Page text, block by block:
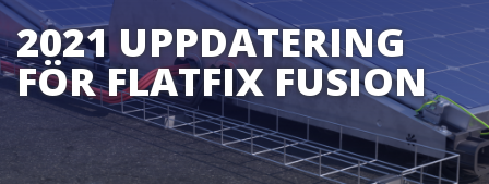
2021 UPPDATERING
FÖR FLATFIX FUSION